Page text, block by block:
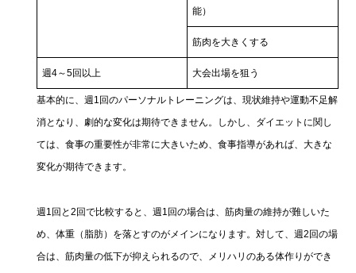
能）
筋肉を大きくする
週4～5回以上 大会出場を狙う
基本的に、週1回のパーソナルトレーニングは、現状維持や運動不足解
消となり、劇的な変化は期待できません。しかし、ダイエットに関し
ては、食事の重要性が非常に大きいため、食事指導があれば、大きな
変化が期待できます。
週1回と2回で比較すると、週1回の場合は、筋肉量の維持が難しいた
め、体重（脂肪）を落とすのがメインになります。対して、週2回の場
合は、筋肉量の低下が抑えられるので、メリハリのある体作りができ